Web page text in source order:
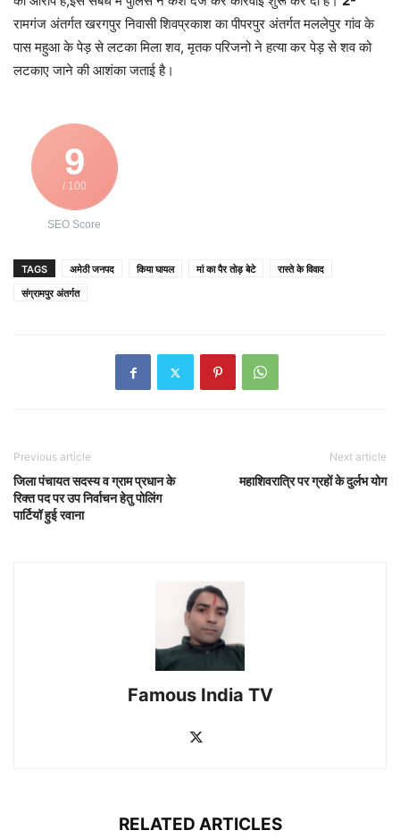
रामगंज अंतर्गत खरगपुर निवासी शिवप्रकाश का पीपरपुर अंतर्गत मललेपुर गांव के
पास महुआ के पेड़ से लटका मिला शव, मृतक परिजनो ने हत्या कर पेड़ से शव को
लटकाए जाने की आशंका जताई है।
9
/ 100
SEO Score
TAGS अमेठी जनपद किया घायल मां का पैर तोड़ बेटे
रास्ते के विवाद
संग्रामपुर अंतर्गत
Previous article
जिला पंचायत सदस्य व ग्राम प्रधान के
रिक्त पद पर उप निर्वाचन हेतु पोलिंग
पार्टियॉ हुई रवाना
Next article
महाशिवरात्रि पर ग्रहों के दुर्लभ योग
Famous India TV
RELATED ARTICLES